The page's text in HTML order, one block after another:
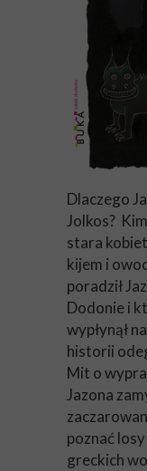
Dlaczego
Jolkos?
stara
kijem i
poradził
Dodonie i
wypłynął
historii
Mit o
Jazona
poznać
greckich